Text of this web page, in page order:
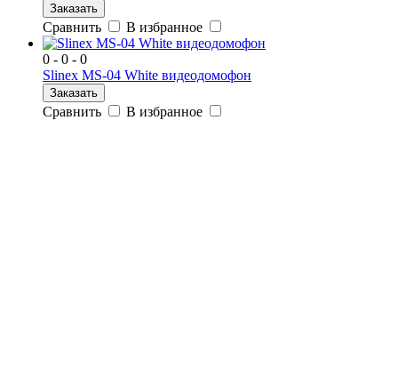
Заказать
Сравнить В избранное
0 - 0 - 0
Slinex MS-04 White видеодомофон
Заказать
Сравнить В избранное